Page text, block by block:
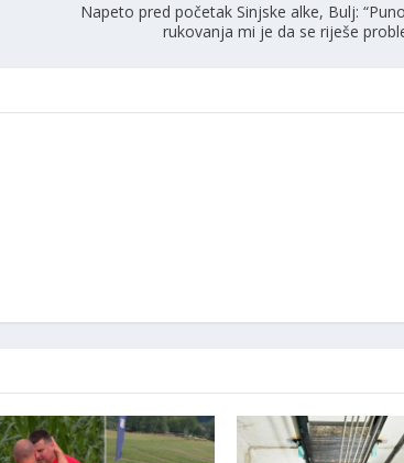
Napeto pred početak Sinjske alke, Bulj:
rukovanja mi je da se riješe